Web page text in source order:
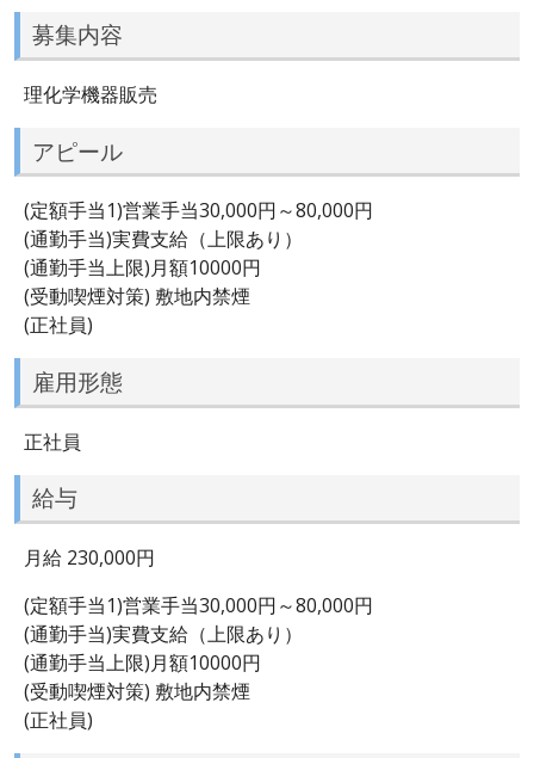
募集内容
理化学機器販売
アピール
(定額手当1)営業手当30,000円～80,000円
(通勤手当)実費支給（上限あり）
(通勤手当上限)月額10000円
(受動喫煙対策) 敷地内禁煙
(正社員)
雇用形態
正社員
給与
月給 230,000円
(定額手当1)営業手当30,000円～80,000円
(通勤手当)実費支給（上限あり）
(通勤手当上限)月額10000円
(受動喫煙対策) 敷地内禁煙
(正社員)